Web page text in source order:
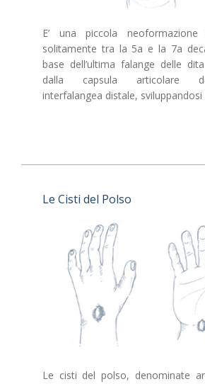
E’ una piccola
solitamente tra la 5a e la 7a
base dell’ultima falange delle
dalla capsula articolare
interfalangea distale,
Le Cisti del Polso
Le cisti del polso, denominate